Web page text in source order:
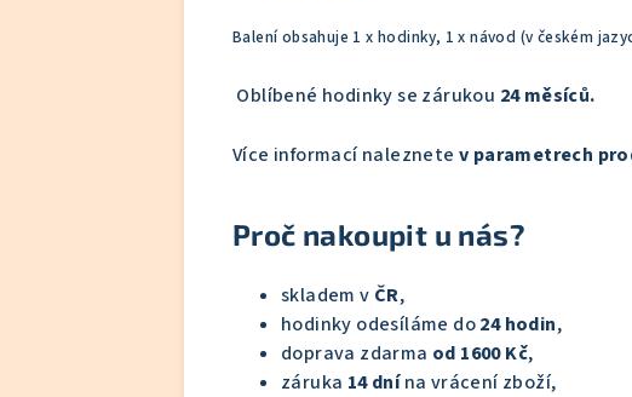
Balení obsahuje 1 x hodinky, 1 x návod (v českém
Oblíbené hodinky se zárukou 24 měsíců.
Více informací naleznete v parametrech
Proč nakoupit u nás?
skladem v ČR,
hodinky odesíláme do24 hodin,
doprava zdarma od 1600 Kč,
záruka 14 dnína vrácení zboží,